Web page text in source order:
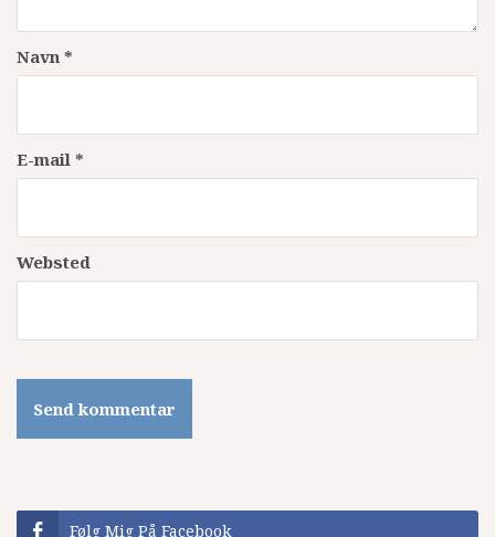
Navn *
E-mail *
Websted
Følg Mig På Facebook